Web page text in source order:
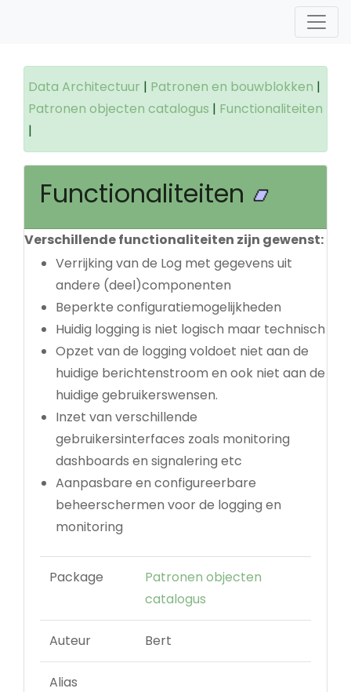
Data Architectuur | Patronen en bouwblokken |
Patronen objecten catalogus | Functionaliteiten
|
Functionaliteiten
Verschillende functionaliteiten zijn gewenst:
Verrijking van de Log met gegevens uit
andere (deel)componenten
Beperkte configuratiemogelijkheden
Huidig logging is niet logisch maar technisch
Opzet van de logging voldoet niet aan de
huidige berichtenstroom en ook niet aan de
huidige gebruikerswensen.
Inzet van verschillende
gebruikersinterfaces zoals monitoring
dashboards en signalering etc
Aanpasbare en configureerbare
beheerschermen voor de logging en
monitoring
Package
Patronen objecten
catalogus
Auteur Bert
Alias